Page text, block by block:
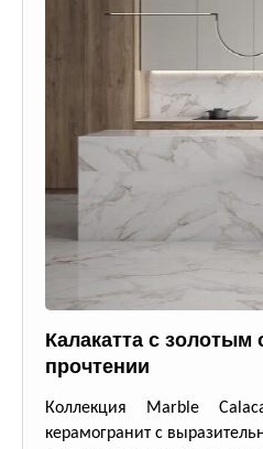
Калакатта с
прочтении
Коллекция Marble
керамогранит с